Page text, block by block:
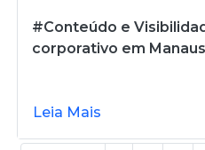
#Conteúdo e
corporativo em
Leia Mais